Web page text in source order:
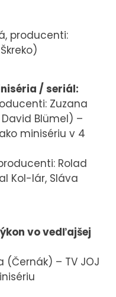
producenti:
/ seriál:
Zuzana
Blümel) –
minisériu v 4
Rolad
Kol-lár, Sláva
vo vedľajšej
(Černák) – TV JOJ